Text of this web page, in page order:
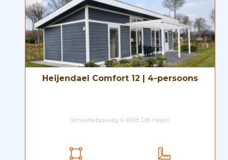
Heijendael Comfort 12 | 4-persoons
Schaafsebosweg 6 6598 DB Heijen